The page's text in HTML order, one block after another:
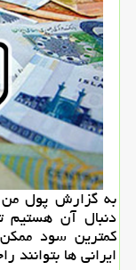
به گزارش پول
دنبال آن هستیم
كمترین سود
ایرانی ها